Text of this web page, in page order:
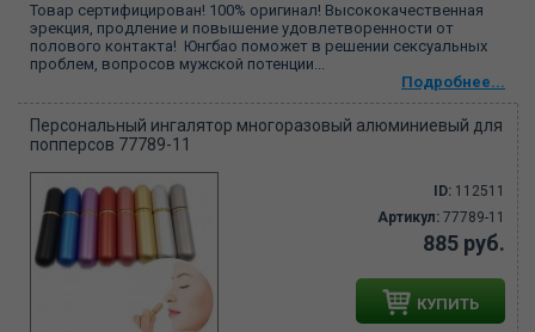
Товар сертифицирован! 100% оригинал! Высококачественная
эрекция, продление и повышение удовлетворенности от
полового контакта! Юнгбао поможет в решении сексуальных
проблем, вопросов мужской потенции...
Подробнее...
Персональный ингалятор многоразовый алюминиевый для
попперсов 77789-11
ID: 112511
Артикул: 77789-11
885 руб.
КУПИТЬ